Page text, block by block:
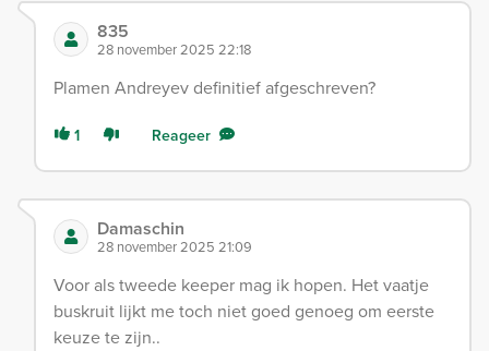
835
28 november 2025 22:18
Plamen Andreyev definitief afgeschreven?
1 Reageer
Damaschin
28 november 2025 21:09
Voor als tweede keeper mag ik hopen. Het vaatje
buskruit lijkt me toch niet goed genoeg om eerste
keuze te zijn..